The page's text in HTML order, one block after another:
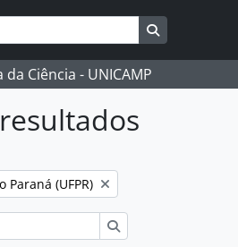
Ciência - UNICAMP
(UFPR)